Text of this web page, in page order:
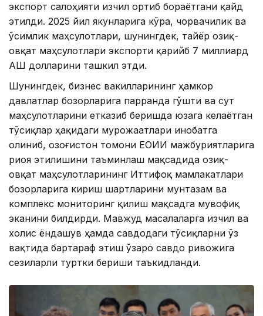
экспорт салоҳияти изчил ортиб бораётгани қайд
этилди. 2025 йил якунларига кўра, чорвачилик ва
ўсимлик маҳсулотлари, шунингдек, тайёр озиқ-
овқат маҳсулотлари экспорти қарийб 7 миллиард
АҚШ долларини ташкил этди.
Шунингдек, бизнес вакилларининг ҳамкор
давлатлар бозорларига парранда гўшти ва сут
маҳсулотларини етказиб беришда юзага келаётган
тўсиқлар ҳақидаги мурожаатлари инобатга
олиниб, Қозоғистон томони ЕОИИ мажбуриятларига
риоя этилишини таъминлаш мақсадида озиқ-
овқат маҳсулотларининг Иттифоқ мамлакатлари
бозорларига кириш шартларини мунтазам ва
комплекс мониторинг қилиш мақсадга мувофиқ
эканини билдирди. Мавжуд масалаларга изчил ва
холис ёндашув ҳамда савдодаги тўсиқларни ўз
вақтида бартараф этиш ўзаро савдо ривожига
сезиларли туртки бериши таъкидланди.